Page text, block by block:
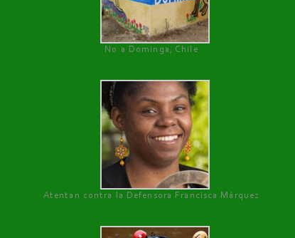
No a Dominga, Chile
Atentan contra la Defensora Francisca Márquez